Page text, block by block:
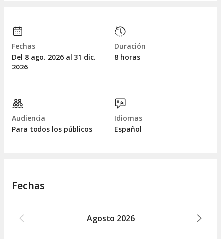
Fechas
Del 8 ago. 2026 al 31 dic.
2026
Duración
8 horas
Audiencia
Para todos los públicos
Idiomas
Español
Fechas
Agosto 2026